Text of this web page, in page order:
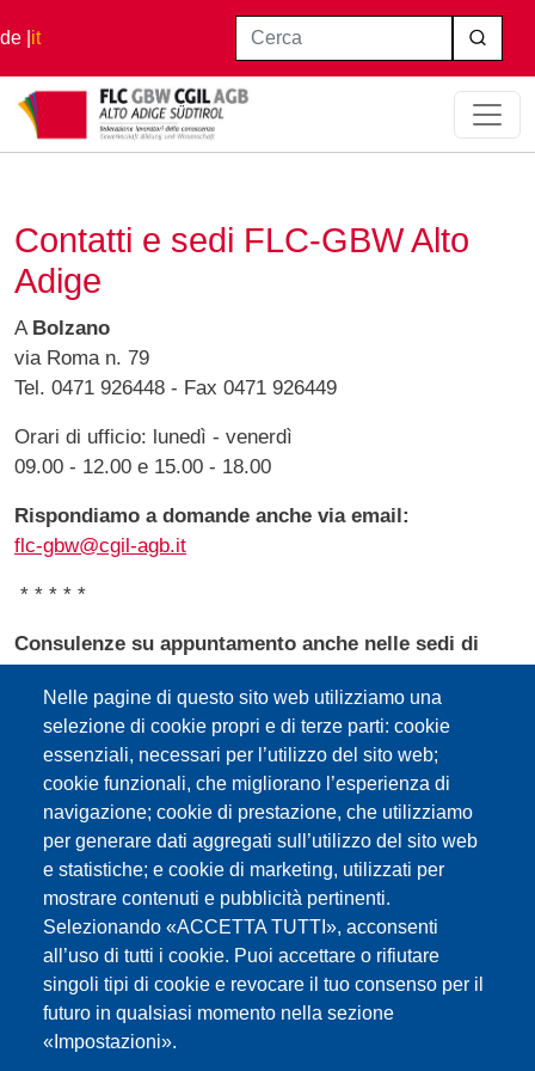
Salta al contenuto principale
de it
Nelle pagine di questo sito web utilizziamo una
selezione di cookie propri e di terze parti: cookie
essenziali, necessari per l’utilizzo del sito web;
cookie funzionali, che migliorano l’esperienza di
navigazione; cookie di prestazione, che utilizziamo
per generare dati aggregati sull’utilizzo del sito web
e statistiche; e cookie di marketing, utilizzati per
mostrare contenuti e pubblicità pertinenti.
Selezionando «ACCETTA TUTTI», acconsenti
all’uso di tutti i cookie. Puoi accettare o rifiutare
singoli tipi di cookie e revocare il tuo consenso per il
futuro in qualsiasi momento nella sezione
«Impostazioni».
Cerca
Home Contatti e Sedi FLC-GBW Alto Adige
Contatti e sedi FLC-GBW Alto
Adige
A Bolzano
via Roma n. 79
Tel. 0471 926448 - Fax 0471 926449
Orari di ufficio: lunedì - venerdì
09.00 - 12.00 e 15.00 - 18.00
Rispondiamo a domande anche via email:
flc-gbw@cgil-agb.it
* * * * *
Consulenze su appuntamento anche nelle sedi di
Merano - Bressanone, Brunico e Silandro
Merano
- Via Otto Huber 54
Tel. 0473 203444 / 203420
Sede diSilandro- Via Principale 33
tel 0473 203430
Sede diBrunico- Via Lampi 4
tel 0474 555080
Sede diBressanone
via Dante n. 14
Tel. 0472 831498